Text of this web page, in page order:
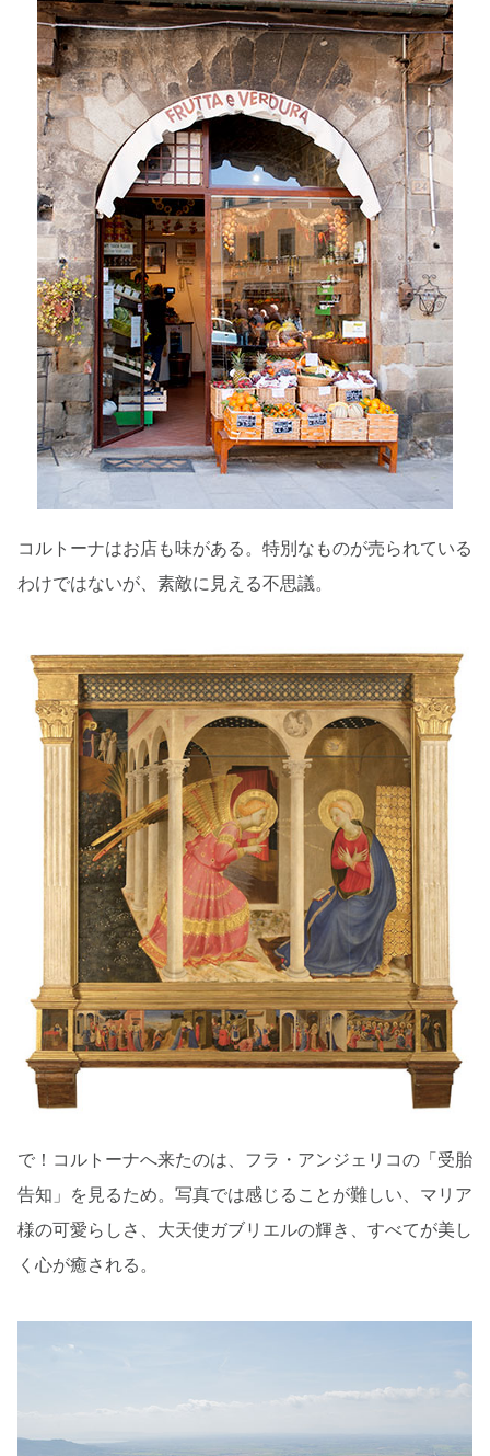
コルトーナはお店も味がある。特別なものが売られている
わけではないが、素敵に見える不思議。
で！コルトーナへ来たのは、フラ・アンジェリコの「受胎
告知」を見るため。写真では感じることが難しい、マリア
様の可愛らしさ、大天使ガブリエルの輝き、すべてが美し
く心が癒される。